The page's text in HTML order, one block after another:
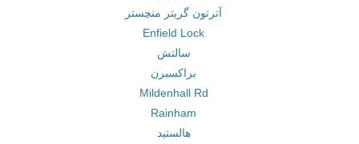
آترتون گریتر منچستر
Enfield Lock
سالتش
براکسبرن
Mildenhall Rd
Rainham
هالستید